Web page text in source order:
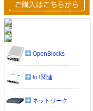
OpenBlocks
IoT関連
ネットワーク